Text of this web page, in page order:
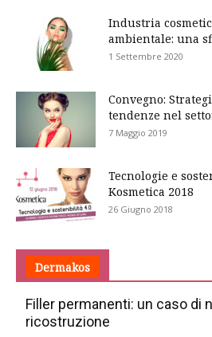
Industria
ambientale: una
1 Settembre 2020
Convegno:
tendenze nel
7 Maggio 2019
Tecnologie e
Kosmetica 2018
26 Giugno 2018
Dermakos
Filler permanenti: un caso di
ricostruzione